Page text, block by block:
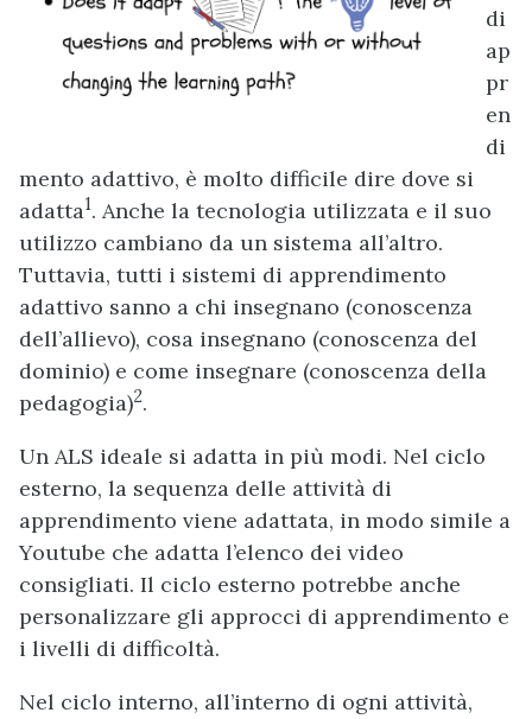
di
ap
pr
en
di
mento adattivo, è molto difficile dire dove si
adatta1. Anche la tecnologia utilizzata e il suo
utilizzo cambiano da un sistema all’altro.
Tuttavia, tutti i sistemi di apprendimento
adattivo sanno a chi insegnano (conoscenza
dell’allievo), cosa insegnano (conoscenza del
dominio) e come insegnare (conoscenza della
pedagogia)2.
Un ALS ideale si adatta in più modi. Nel ciclo
esterno, la sequenza delle attività di
apprendimento viene adattata, in modo simile a
Youtube che adatta l’elenco dei video
consigliati. Il ciclo esterno potrebbe anche
personalizzare gli approcci di apprendimento e
i livelli di difficoltà.
Nel ciclo interno, all’interno di ogni attività,